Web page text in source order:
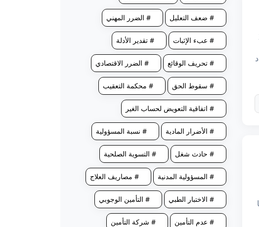
# ضعف التعليل # الضرر المهني
# عبء الإثبات # تقدير الأدلة
# تحريف الوقائع # الضرر الاقتصادي
# سقوط الحق # محكمة التعقيب
# اتفاقية التعويض لحساب الغير
# الأضرار المادية # نسبة المسؤولية
# حادث شغل # التسوية الصلحية
# المسؤولية المدنية # مصاريف العلاج
# الاختبار الطبي # التأمين الوجوبي
# عدم التأمين # شركة التأمين